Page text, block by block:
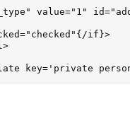
value="1"
if}>
key='private